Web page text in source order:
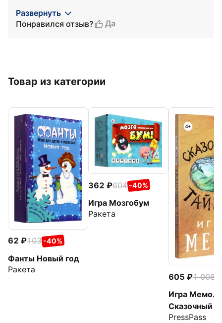
Развернуть
Понравился отзыв?
Да
Товар из категории
62 103 -40%
Фанты Новый год
Ракета
362 604 -40%
Игра Мозгобум
Ракета
605 1 008
Игра Мемо.
Сказочный
PressPass